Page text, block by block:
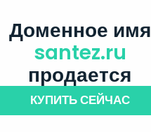
Доменное имя
santez.ru
продается
КУПИТЬ СЕЙЧАС